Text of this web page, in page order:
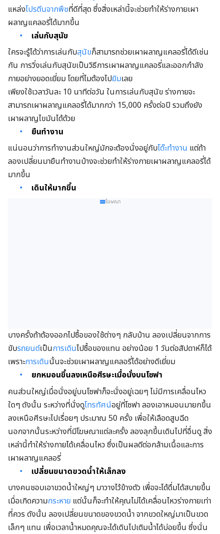
แหล่งโปรตีนจากพืชที่ดีที่สุด ซึ่งสิ่งเหล่านี้จะช่วยทำให้ร่างกายเผา
ผลาญแคลอรี่ได้มากขึ้น
เล่นกับสุนัข
ใครจะรู้ได้ว่าการเล่นกับสุนัขก็สามารถช่วยเผาผลาญแคลอรี่ได้ดีเช่น
กัน การวิ่งเล่นกับสุนัขเป็นวิธีการเผาผลาญแคลอรี่และออกกำลัง
กายอย่างยอดเยี่ยม โดยที่ไมต้องไปยิมเลย
เพียงใช้เวลาวันละ 10 นาทีต่อวัน ในการเล่นกับสุนัข ร่างกายจะ
สามารถเผาผลาญแคลอรี่ได้มากกว่า 15,000 ครั้งต่อปี รวมถึงยัง
เผาผลาญไขมันได้ด้วย
ยืนทำงาน
แน่นอนว่าการทำงานส่วนใหญ่มักจะต้องนั่งอยู่กับโต๊ะทำงาน แต่ถ้า
ลองเปลี่ยนมายืนทำงานบ้างจะช่วยทำให้ร่างกายเผาผลาญแคลอรี่ได้
มากขึ้น
เดินให้มากขึ้น
โฆษณา
บางครั้งถ้าต้องออกไปซื้อของใช้ต่างๆ กลับบ้าน ลองเปลี่ยนจากการ
ขับรถยนต์เป็นการเดินไปซื้อของแทน อย่างน้อย 1 วันต่อสัปดาห์ก็ได้
เพราะการเดินนั้นจะช่วยเผาผลาญแคลอรี่ได้อย่างดีเยี่ยม
ยกหมอนขึ้นลงเหนือศีรษะเมื่อนั่งบนโซฟา
คนส่วนใหญ่เมื่อนั่งอยู่บนโซฟาก็จะนั่งอยู่เฉยๆ ไม่มีการเคลื่อนไหว
ใดๆ ดังนั้น ระหว่างที่นั่งดูโทรทัศน์อยู่ที่โซฟา ลองเอาหมอนมายกขึ้น
ลงเหนือศีรษะไปเรื่อยๆ ประมาณ 50 ครั้ง เพื่อให้เลือดสูบฉีด
นอกจากนั้นระหว่างที่มีโฆษณาแต่ละครั้ง ลองลุกขึ้นเดินไปที่อื่นดู สิ่ง
เหล่านี้ทำให้ร่างกายได้เคลื่อนไหว ซึ่งเป็นผลดีต่อกล้ามเนื้อและการ
เผาผลาญแคลอรี่
เปลี่ยนขนาดขวดน้ำให้เล็กลง
บางคนชอบเอาขวดน้ำใหญ่ๆ มาวางไว้ข้างตัว เพื่อจะได้ดื่มได้สบายขึ้น
เมื่อเกิดความกระหาย แต่นั้นก็จะทำให้คุณไม่ได้เคลื่อนไหวร่างกายเท่า
ที่ควร ดังนั้น ลองเปลี่ยนขนาดของขวดน้ำ จากขวดใหญ่มาเป็นขวด
เล็กๆ แทน เพื่อเวลาน้ำหมดคุณจะได้เดินไปเติมน้ำได้บ่อยขึ้น ซึ่งนั่น